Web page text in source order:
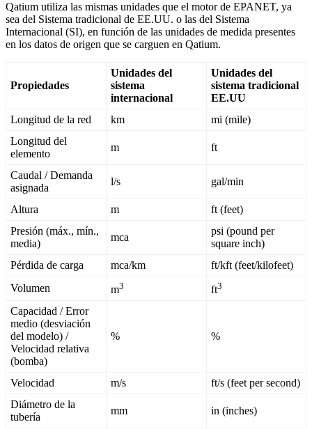
Qatium utiliza las mismas unidades que el motor de EPANET, ya
sea del Sistema tradicional de EE.UU. o las del Sistema
Internacional (SI), en función de las unidades de medida presentes
en los datos de origen que se carguen en Qatium.
Propiedades
Unidades del
sistema
internacional
Unidades del
sistema tradicional
EE.UU
Longitud de la red km mi (mile)
Longitud del
elemento
m ft
Caudal / Demanda
asignada
l/s gal/min
Altura m ft (feet)
Presión (máx., mín.,
media)
mca
psi (pound per
square inch)
Pérdida de carga mca/km ft/kft (feet/kilofeet)
Volumen
m3 ft3
Capacidad / Error
medio (desviación
del modelo) /
Velocidad relativa
(bomba)
% %
Velocidad m/s ft/s (feet per second)
Diámetro de la
tubería
mm in (inches)